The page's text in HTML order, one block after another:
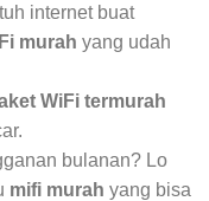
internet buat
murah yang udah
WiFi termurah
bulanan? Lo
mifi murah yang bisa